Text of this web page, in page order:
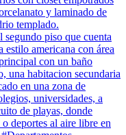
y laminado de
templado.
piso que cuenta
estilo americana con área
con un baño
una habitacion secundaria
en una zona de
universidades, a
de playas, donde
deportes al aire libre en